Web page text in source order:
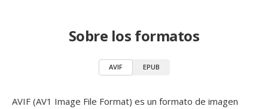
Sobre los formatos
AVIF EPUB
AVIF (AV1 Image File Format) es un formato de imagen